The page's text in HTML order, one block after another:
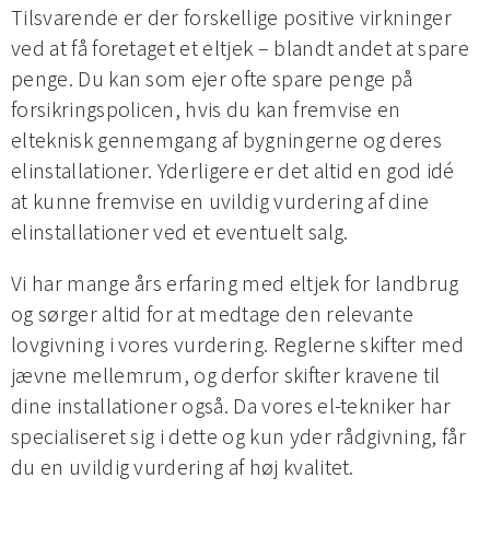
Tilsvarende er der forskellige positive virkninger
ved at få foretaget et eltjek – blandt andet at spare
penge. Du kan som ejer ofte spare penge på
forsikringspolicen, hvis du kan fremvise en
elteknisk gennemgang af bygningerne og deres
elinstallationer. Yderligere er det altid en god idé
at kunne fremvise en uvildig vurdering af dine
elinstallationer ved et eventuelt salg.
Vi har mange års erfaring med eltjek for landbrug
og sørger altid for at medtage den relevante
lovgivning i vores vurdering. Reglerne skifter med
jævne mellemrum, og derfor skifter kravene til
dine installationer også. Da vores el-tekniker har
specialiseret sig i dette og kun yder rådgivning, får
du en uvildig vurdering af høj kvalitet.